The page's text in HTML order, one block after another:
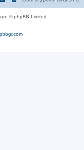
© phpBB Limited